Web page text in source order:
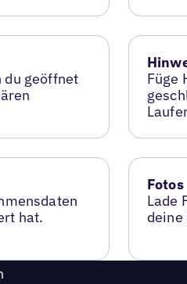
du geöffnet
Füge
hat.
Fotos
Lade
deine